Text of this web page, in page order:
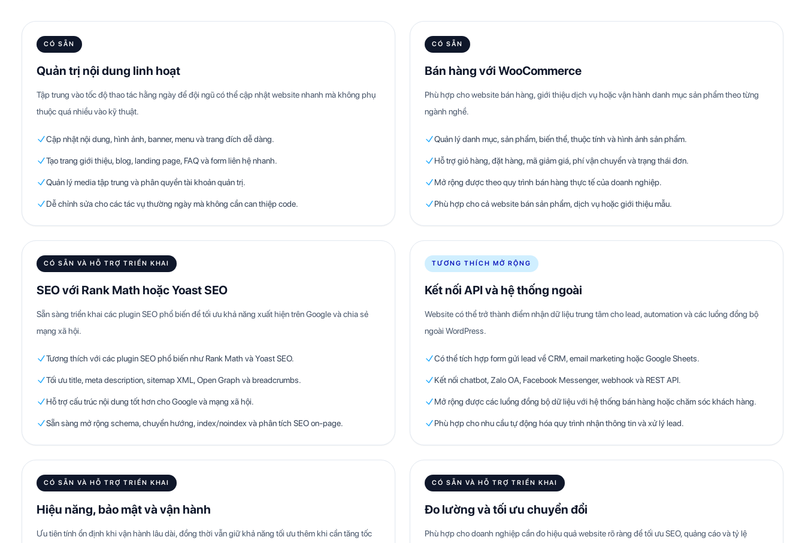
CÓ SẴN
Quản trị nội dung linh hoạt
Tập trung vào tốc độ thao tác hằng ngày để đội ngũ có thể cập nhật website nhanh mà không phụ
thuộc quá nhiều vào kỹ thuật.
Cập nhật nội dung, hình ảnh, banner, menu và trang đích dễ dàng.
Tạo trang giới thiệu, blog, landing page, FAQ và form liên hệ nhanh.
Quản lý media tập trung và phân quyền tài khoản quản trị.
Dễ chỉnh sửa cho các tác vụ thường ngày mà không cần can thiệp code.
CÓ SẴN
Bán hàng với WooCommerce
Phù hợp cho website bán hàng, giới thiệu dịch vụ hoặc vận hành danh mục sản phẩm theo từng
ngành nghề.
Quản lý danh mục, sản phẩm, biến thể, thuộc tính và hình ảnh sản phẩm.
Hỗ trợ giỏ hàng, đặt hàng, mã giảm giá, phí vận chuyển và trạng thái đơn.
Mở rộng được theo quy trình bán hàng thực tế của doanh nghiệp.
Phù hợp cho cả website bán sản phẩm, dịch vụ hoặc giới thiệu mẫu.
CÓ SẴN VÀ HỖ TRỢ TRIỂN KHAI
SEO với Rank Math hoặc Yoast SEO
Sẵn sàng triển khai các plugin SEO phổ biến để tối ưu khả năng xuất hiện trên Google và chia sẻ
mạng xã hội.
Tương thích với các plugin SEO phổ biến như Rank Math và Yoast SEO.
Tối ưu title, meta description, sitemap XML, Open Graph và breadcrumbs.
Hỗ trợ cấu trúc nội dung tốt hơn cho Google và mạng xã hội.
Sẵn sàng mở rộng schema, chuyển hướng, index/noindex và phân tích SEO on-page.
TƯƠNG THÍCH MỞ RỘNG
Kết nối API và hệ thống ngoài
Website có thể trở thành điểm nhận dữ liệu trung tâm cho lead, automation và các luồng đồng bộ
ngoài WordPress.
Có thể tích hợp form gửi lead về CRM, email marketing hoặc Google Sheets.
Kết nối chatbot, Zalo OA, Facebook Messenger, webhook và REST API.
Mở rộng được các luồng đồng bộ dữ liệu với hệ thống bán hàng hoặc chăm sóc khách hàng.
Phù hợp cho nhu cầu tự động hóa quy trình nhận thông tin và xử lý lead.
CÓ SẴN VÀ HỖ TRỢ TRIỂN KHAI
Hiệu năng, bảo mật và vận hành
Ưu tiên tính ổn định khi vận hành lâu dài, đồng thời vẫn giữ khả năng tối ưu thêm khi cần tăng tốc
CÓ SẴN VÀ HỖ TRỢ TRIỂN KHAI
Đo lường và tối ưu chuyển đổi
Phù hợp cho doanh nghiệp cần đo hiệu quả website rõ ràng để tối ưu SEO, quảng cáo và tỷ lệ